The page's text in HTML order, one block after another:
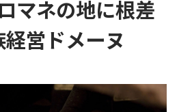
マネの地に根差
営ドメーヌ